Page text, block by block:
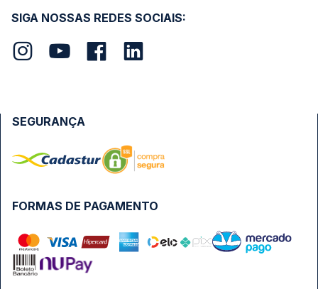
SIGA NOSSAS REDES SOCIAIS:
FORMAS DE PAGAMENTO
SEGURANÇA